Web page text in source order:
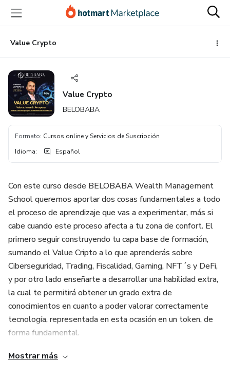
principal
página
de
página
Value Crypto
Value Crypto
BELOBABA
Formato: Cursos online y Servicios de Suscripción
Idioma: Español
Con este curso desde BELOBABA Wealth Management
School queremos aportar dos cosas fundamentales a todo
el proceso de aprendizaje que vas a experimentar, más si
cabe cuando este proceso afecta a tu zona de confort. El
primero seguir construyendo tu capa base de formación,
sumando el Value Cripto a lo que aprenderás sobre
Ciberseguridad, Trading, Fiscalidad, Gaming, NFT´s y DeFi,
y por otro lado enseñarte a desarrollar una habilidad extra,
la cual te permitirá obtener un grado extra de
conocimientos en cuanto a poder valorar correctamente
tecnología, representada en esta ocasión en un token, de
forma fundamental.
Por qué es importante este curso, imagina bucear o hacer
Mostrar más